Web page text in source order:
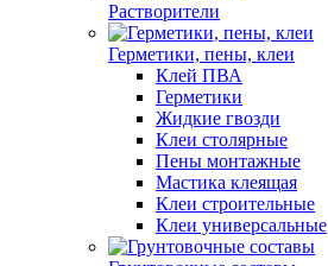
Растворители
Герметики, пены, клеи
Клей ПВА
Герметики
Жидкие гвозди
Клеи столярные
Пены монтажные
Мастика клеящая
Клеи строительные
Клеи универсальные